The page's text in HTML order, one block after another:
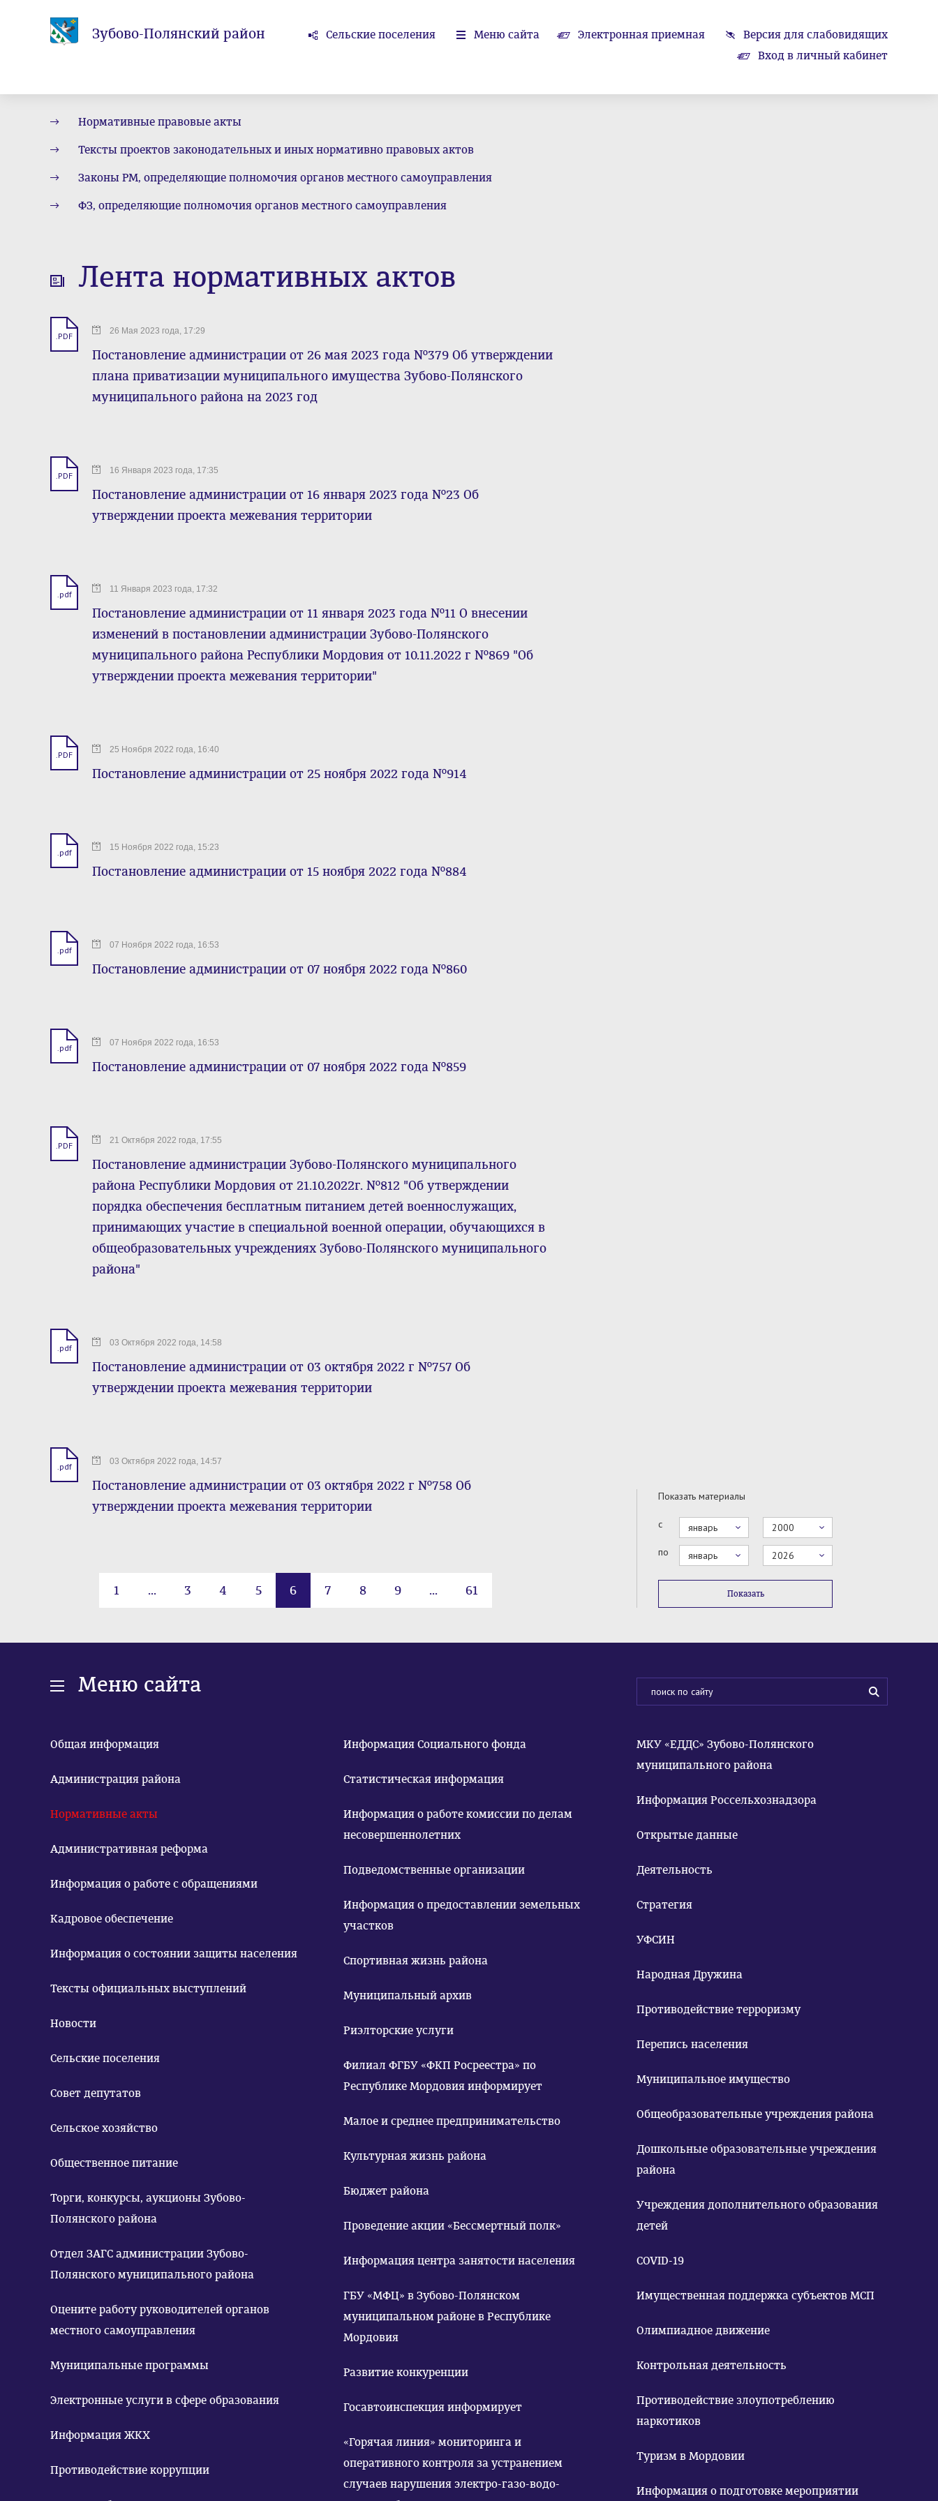
Зубово-Полянский район Сельские поселения Меню сайта Электронная приемная
Версия для слабовидящих
Вход в личный кабинет
Нормативные правовые акты
Тексты проектов законодательных и иных нормативно правовых актов
Законы РМ, определяющие полномочия органов местного самоуправления
ФЗ, определяющие полномочия органов местного самоуправления
Лента нормативных актов
.PDF 26 Мая 2023 года, 17:29
Постановление администрации от 26 мая 2023 года №379 Об утверждении
плана приватизации муниципального имущества Зубово-Полянского
муниципального района на 2023 год
.PDF 16 Января 2023 года, 17:35
Постановление администрации от 16 января 2023 года №23 Об
утверждении проекта межевания территории
.pdf 11 Января 2023 года, 17:32
Постановление администрации от 11 января 2023 года №11 О внесении
изменений в постановлении администрации Зубово-Полянского
муниципального района Республики Мордовия от 10.11.2022 г №869 "Об
утверждении проекта межевания территории"
.PDF 25 Ноября 2022 года, 16:40
Постановление администрации от 25 ноября 2022 года №914
.pdf 15 Ноября 2022 года, 15:23
Постановление администрации от 15 ноября 2022 года №884
.pdf 07 Ноября 2022 года, 16:53
Постановление администрации от 07 ноября 2022 года №860
.pdf 07 Ноября 2022 года, 16:53
Постановление администрации от 07 ноября 2022 года №859
.PDF 21 Октября 2022 года, 17:55
Постановление администрации Зубово-Полянского муниципального
района Республики Мордовия от 21.10.2022г. №812 "Об утверждении
порядка обеспечения бесплатным питанием детей военнослужащих,
принимающих участие в специальной военной операции, обучающихся в
общеобразовательных учреждениях Зубово-Полянского муниципального
района"
.pdf 03 Октября 2022 года, 14:58
Постановление администрации от 03 октября 2022 г №757 Об
утверждении проекта межевания территории
.pdf 03 Октября 2022 года, 14:57
Постановление администрации от 03 октября 2022 г №758 Об
утверждении проекта межевания территории
1 ... 3 4 5 6 7 8 9 ... 61
Показать материалы
с январь
2000
по
январь 2026
Показать
Меню сайта
Общая информация
Администрация района
Нормативные акты
Административная реформа
Информация о работе с обращениями
Кадровое обеспечение
Информация о состоянии защиты населения
Тексты официальных выступлений
Новости
Сельские поселения
Совет депутатов
Сельское хозяйство
Общественное питание
Торги, конкурсы, аукционы Зубово-
Полянского района
Отдел ЗАГС администрации Зубово-
Полянского муниципального района
Оцените работу руководителей органов
местного самоуправления
Муниципальные программы
Электронные услуги в сфере образования
Информация ЖКХ
Противодействие коррупции
Информация Социального фонда
Статистическая информация
Информация о работе комиссии по делам
несовершеннолетних
Подведомственные организации
Информация о предоставлении земельных
участков
Спортивная жизнь района
Муниципальный архив
Риэлторские услуги
Филиал ФГБУ «ФКП Росреестра» по
Республике Мордовия информирует
Малое и среднее предпринимательство
Культурная жизнь района
Бюджет района
Проведение акции «Бессмертный полк»
Информация центра занятости населения
ГБУ «МФЦ» в Зубово-Полянском
муниципальном районе в Республике
Мордовия
Развитие конкуренции
Госавтоинспекция информирует
«Горячая линия» мониторинга и
оперативного контроля за устранением
случаев нарушения электро-газо-водо-
МКУ «ЕДДС» Зубово-Полянского
муниципального района
Информация Россельхознадзора
Открытые данные
Деятельность
Стратегия
УФСИН
Народная Дружина
Противодействие терроризму
Перепись населения
Муниципальное имущество
Общеобразовательные учреждения района
Дошкольные образовательные учреждения
района
Учреждения дополнительного образования
детей
COVID-19
Имущественная поддержка субъектов МСП
Олимпиадное движение
Контрольная деятельность
Противодействие злоупотреблению
наркотиков
Туризм в Мордовии
Информация о подготовке мероприятии